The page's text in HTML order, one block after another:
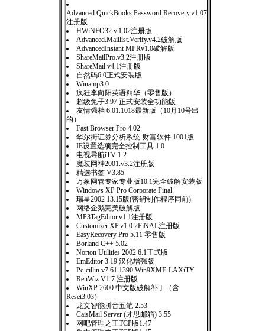
Advanced.QuickBooks.Password.Recovery.v1.07
注册版
HWiNFO32.v.1.02注册版
Advanced.Maillist.Verify.v4.2破解版
AdvancedInstant MPRv1.0破解版
ShareMailPro.v3.2注册版
ShareMail.v4.1注册版
自然码6.0正式安装版
Winamp3.0
疯狂李向阳英语精华（零售版）
超级兔子3.97 正式安装全功能版
友情强档 6.01.1018最新版（10月10号出
的）
Fast Browser Pro 4.02
华尔街证券分析系统-财富软件 1001版
IE设置选项完全控制工具 1.0
电视导航iTV 1.2
魔装网神2001.v3.2注册版
精选书签 V3.85
万象网管专家专业版10.1完全破解安装版
Windows XP Pro Corporate Final
瑞星2002 13.15版(密钥制作程序同前)
网络企鹅完美破解版
MP3TagEditor.v1.1注册版
Customizer.XP.v1.0.2FiNAL注册版
EasyRecovery Pro 5.11 零售版
Borland C++ 5.02
Norton Utilities 2002 6.1正式版
EmEditor 3.19 汉化增强版
Pc-cillin.v7.61.1390.Win9XME-LAXiTY
RenWiz V1.7 注册版
WinXP 2600 中文版破解补丁（含
Reset3.03）
龙文智能拼音五笔 2.53
CaisMail Server (才思邮箱) 3.55
网吧管理之王TCP版1.47